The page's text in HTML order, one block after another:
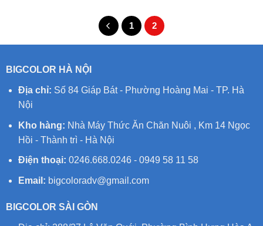
1 2
BIGCOLOR HÀ NỘI
Địa chỉ: Số 84 Giáp Bát - Phường Hoàng Mai - TP. Hà
Nội
Kho hàng: Nhà Máy Thức Ăn Chăn Nuôi , Km 14 Ngọc
Hồi - Thành trì - Hà Nội
Điện thoại: 0246.668.0246 - 0949 58 11 58
Email: bigcoloradv@gmail.com
BIGCOLOR SÀI GÒN